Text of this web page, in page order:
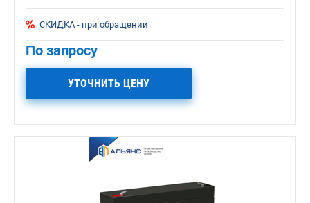
СКИДКА - при обращении
По запросу
УТОЧНИТЬ ЦЕНУ